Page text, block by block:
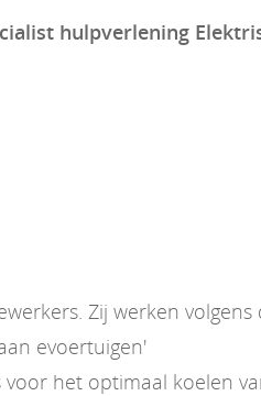
hulpverlening
Zij werken
evoertuigen'
het optimaal koelen